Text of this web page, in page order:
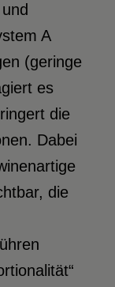
A
(geringe
es
die
Dabei
die